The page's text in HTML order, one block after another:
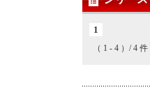
1
（ 1 - 4 ）/ 4 件